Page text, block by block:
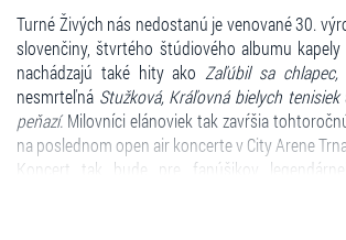
Turné Živých nás nedostanú je venované 30.
slovenčiny, štvrtého štúdiového albumu
nachádzajú také hity ako Zaľúbil sa chlapec,
nesmrteľná Stužková, Kráľovná bielych tenisiek
peňazí.Milovníci elánoviek tak zavŕšia
na poslednom open air koncerte v City Arene
Koncert tak bude pre fanúšikov
Rockeri telom aj dušou z Elánu